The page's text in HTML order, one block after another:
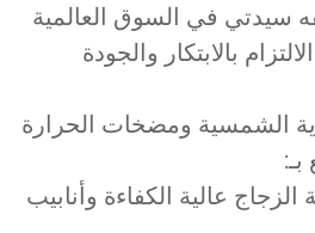
سيدتي في السوق العالمية
بالابتكار والجودة
الشمسية ومضخات الحرارة
عالية الكفاءة وأنابيب